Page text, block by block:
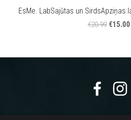
EsMe. LabSajūtas un SirdsApziņas
€20.99 €15.00